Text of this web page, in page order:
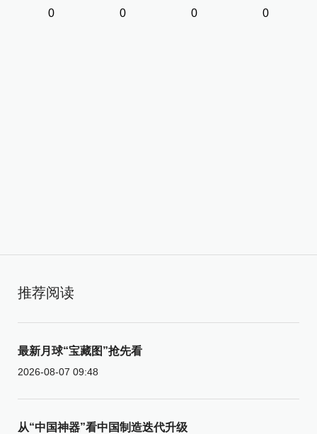
0 0 0 0
推荐阅读
最新月球“宝藏图”抢先看
2026-08-07 09:48
从“中国神器”看中国制造迭代升级